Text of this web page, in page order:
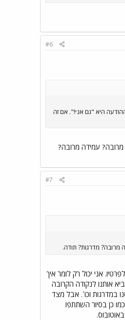
#6
היא "גם אני!". אם זה
מרובה? עמידה מרובה?
#7
מרובה? מדרגות? תודה.
אני יכול רק לומר איך
אותנו לנקודה הקרובה
במדרגות וכו´. אבל מצד
כן בסיור השתתפו